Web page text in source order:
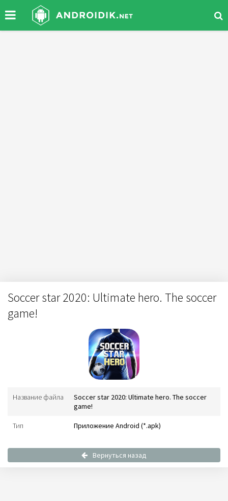
Soccer star 2020: Ultimate hero. The soccer
game!
Название файла
Soccer star 2020: Ultimate hero. The soccer
game!
Тип Приложение Android (*.apk)
Вернуться назад